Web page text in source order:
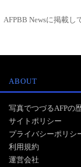
AFPBB Newsに掲載
ABOUT
写真でつづるAFPの
サイトポリシー
プライバシーポリシ
利用規約
運営会社